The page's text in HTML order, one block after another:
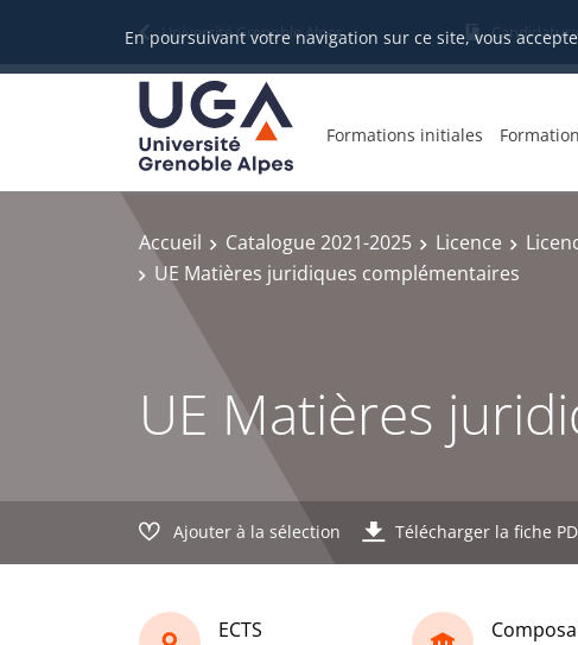
En poursuivant votre navigation sur ce site, vous
Université Grenoble Alpes
Formations initiales
Accueil Catalogue 2021-2025 Licence
UE Matières juridiques complémentaires
UE Matières
Ajouter à la sélection Télécharger la fiche
ECTS